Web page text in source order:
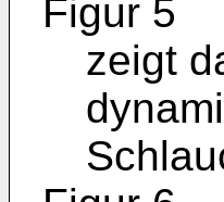
Figur 5
zeigt